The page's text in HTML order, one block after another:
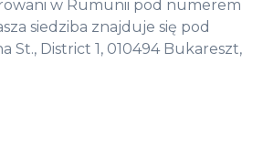
w Rumunii pod numerem
siedziba znajduje się pod
St., District 1, 010494 Bukareszt,